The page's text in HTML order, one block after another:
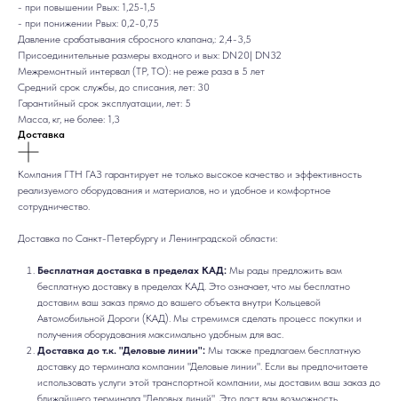
- при повышении Рвых: 1,25-1,5
- при понижении Рвых: 0,2-0,75
Давление срабатывания сбросного клапана,: 2,4-3,5
Присоединительные размеры входного и вых: DN20| DN32
Межремонтный интервал (ТР, ТО): не реже раза в 5 лет
Средний срок службы, до списания, лет: 30
Гарантийный срок эксплуатации, лет: 5
Масса, кг, не более: 1,3
Доставка
Компания ГТН ГАЗ гарантирует не только высокое качество и эффективность
реализуемого оборудования и материалов, но и удобное и комфортное
сотрудничество.
Доставка по Санкт-Петербургу и Ленинградской области:
Бесплатная доставка в пределах КАД: Мы рады предложить вам
бесплатную доставку в пределах КАД. Это означает, что мы бесплатно
доставим ваш заказ прямо до вашего объекта внутри Кольцевой
Автомобильной Дороги (КАД). Мы стремимся сделать процесс покупки и
получения оборудования максимально удобным для вас.
Доставка до т.к. "Деловые линии": Мы также предлагаем бесплатную
доставку до терминала компании "Деловые линии". Если вы предпочитаете
использовать услуги этой транспортной компании, мы доставим ваш заказ до
ближайшего терминала "Деловых линий". Это даст вам возможность